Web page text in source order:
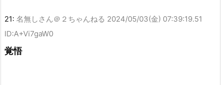
21: 名無しさん＠２ちゃんねる 2024/05/03(金) 07:39:19.51
ID:A+Vi7gaW0
覚悟